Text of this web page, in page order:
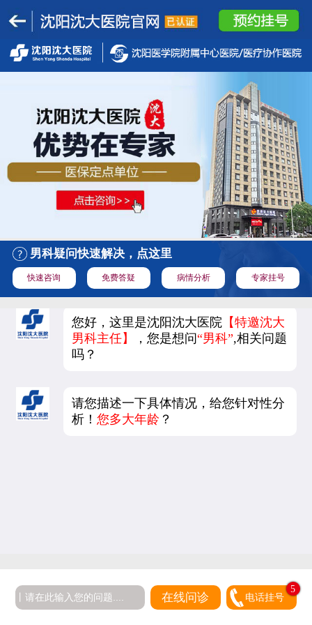
男科疑问快速解决，点这里
快速咨询 免费答疑 病情分析 专家挂号
您好，这里是沈阳沈大医院 【特邀沈大
男科主任】
，您是想问“男科”,相关问题
吗？
请您描述一下具体情况，给您针对性分
析！您多大年龄 ？
在线问诊 电话挂号
5